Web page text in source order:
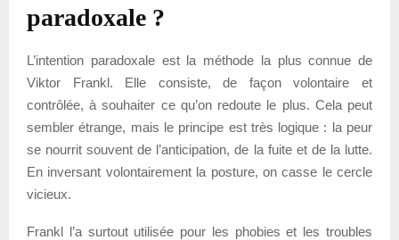
paradoxale ?
L’intention paradoxale est la méthode la plus connue de
Viktor Frankl. Elle consiste, de façon volontaire et
contrôlée, à souhaiter ce qu’on redoute le plus. Cela peut
sembler étrange, mais le principe est très logique : la peur
se nourrit souvent de l’anticipation, de la fuite et de la lutte.
En inversant volontairement la posture, on casse le cercle
vicieux.
Frankl l’a surtout utilisée pour les phobies et les troubles